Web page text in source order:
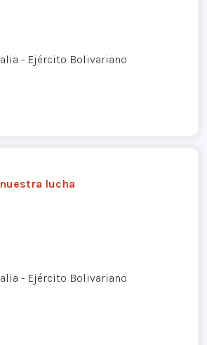
- Ejército Bolivariano
lucha
- Ejército Bolivariano